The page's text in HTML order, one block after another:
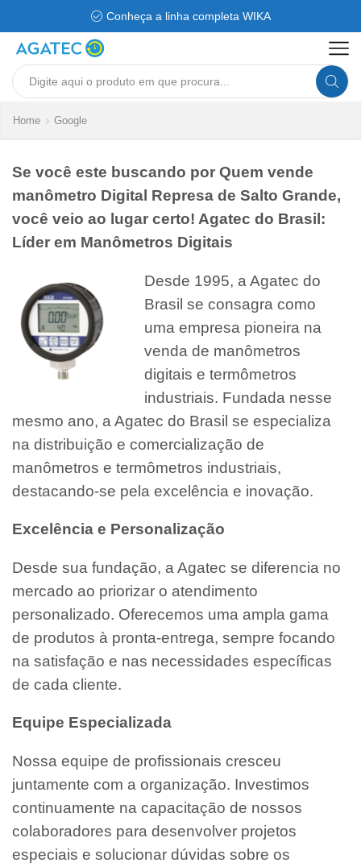
Conheça a linha completa WIKA
Search
Home Google
Se você este buscando por Quem vende
manômetro Digital Represa de Salto Grande,
você veio ao lugar certo! Agatec do Brasil:
Líder em Manômetros Digitais
Desde 1995, a Agatec do
Brasil se consagra como
uma empresa pioneira na
venda de manômetros
digitais e termômetros
industriais. Fundada nesse
mesmo ano, a Agatec do Brasil se especializa
na distribuição e comercialização de
manômetros e termômetros industriais,
destacando-se pela excelência e inovação.
Excelência e Personalização
Desde sua fundação, a Agatec se diferencia no
mercado ao priorizar o atendimento
personalizado. Oferecemos uma ampla gama
de produtos à pronta-entrega, sempre focando
na satisfação e nas necessidades específicas
de cada cliente.
Equipe Especializada
Nossa equipe de profissionais cresceu
juntamente com a organização. Investimos
continuamente na capacitação de nossos
colaboradores para desenvolver projetos
especiais e solucionar dúvidas sobre os